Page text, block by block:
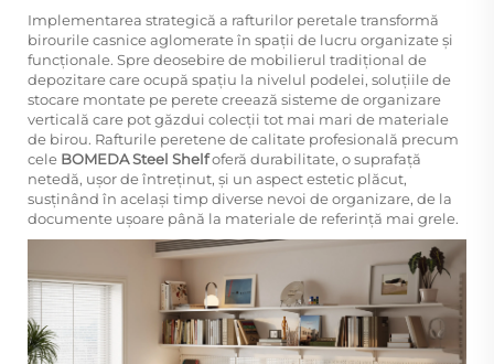
Implementarea strategică a rafturilor peretale transformă
birourile casnice aglomerate în spații de lucru organizate și
funcționale. Spre deosebire de mobilierul tradițional de
depozitare care ocupă spațiu la nivelul podelei, soluțiile de
stocare montate pe perete creează sisteme de organizare
verticală care pot găzdui colecții tot mai mari de materiale
de birou. Rafturile peretene de calitate profesională precum
cele BOMEDA Steel Shelfoferă durabilitate, o suprafață
netedă, ușor de întreținut, și un aspect estetic plăcut,
susținând în același timp diverse nevoi de organizare, de la
documente ușoare până la materiale de referință mai grele.